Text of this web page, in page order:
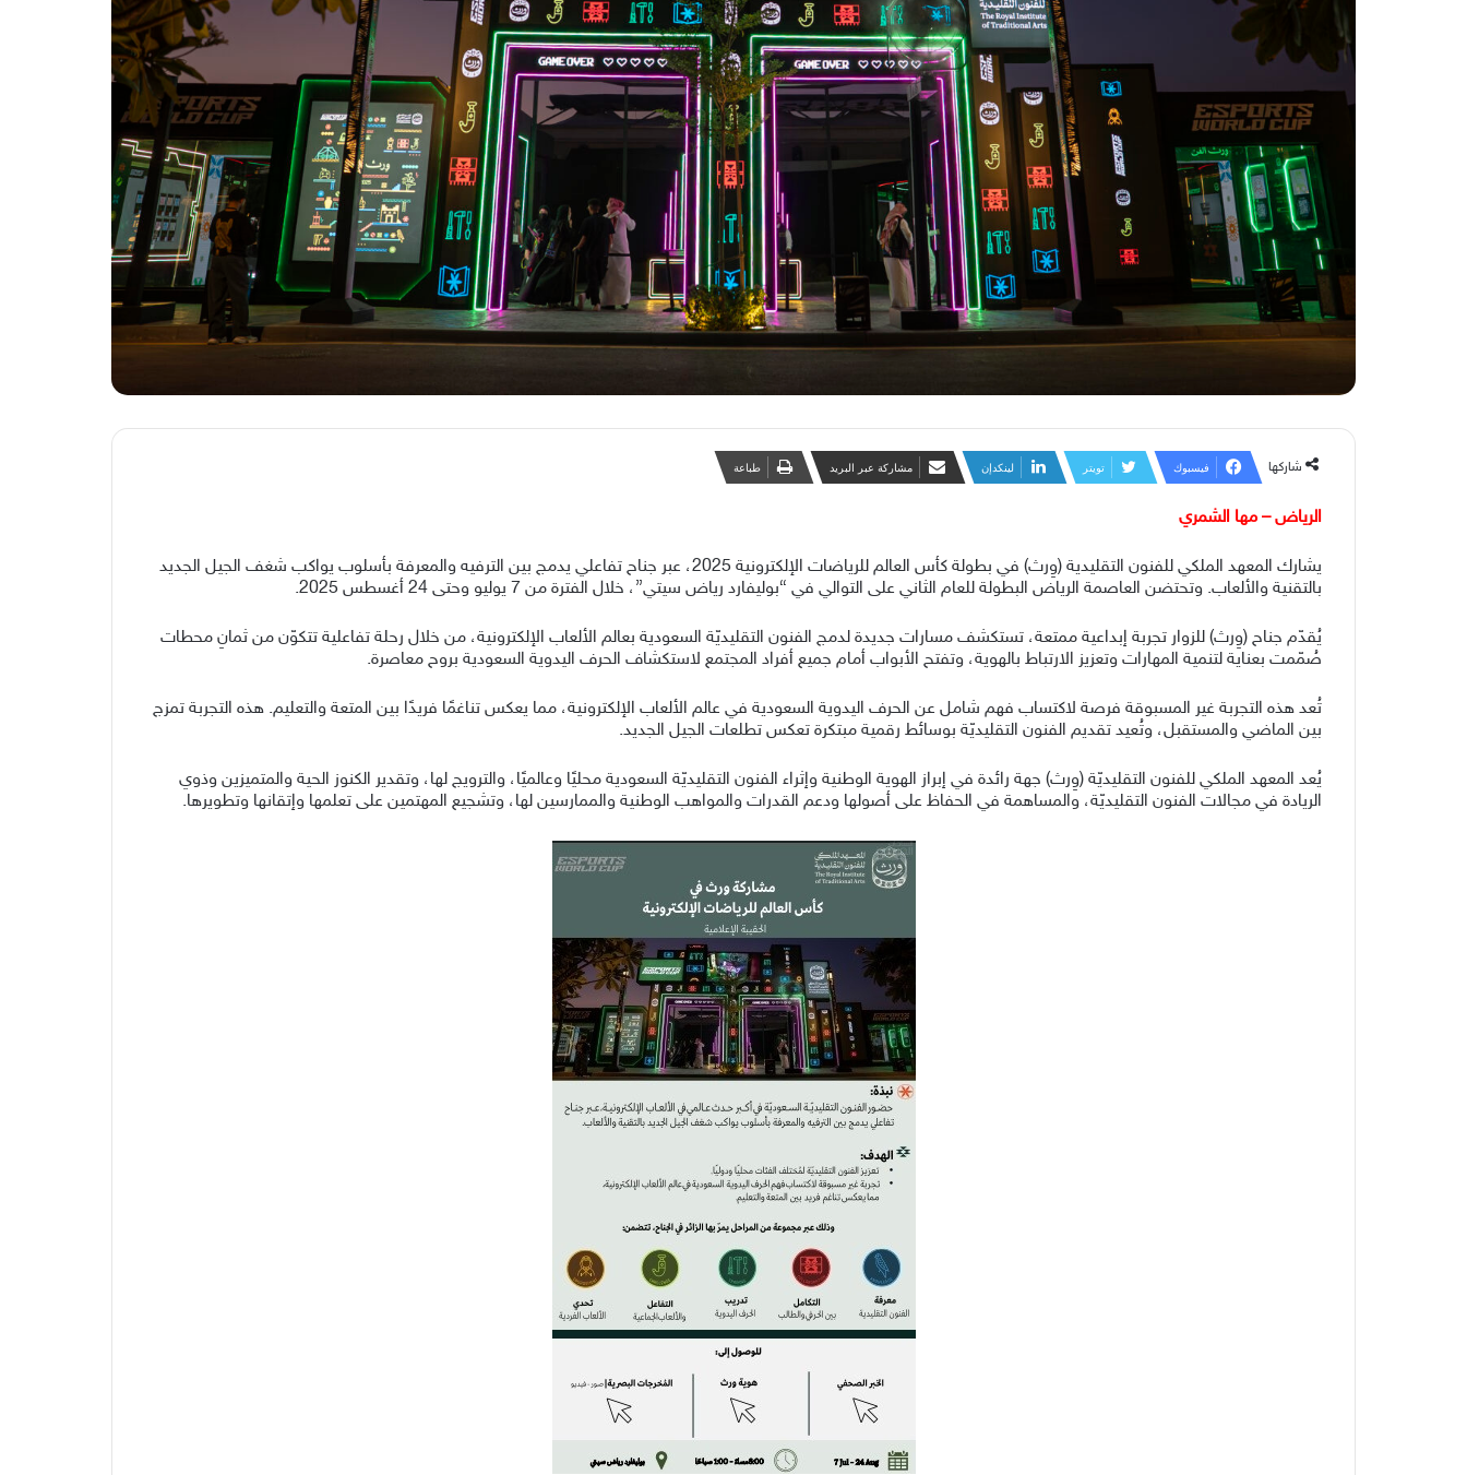
شاركها فيسبوك تويتر لينكدإن مشاركة عبر البريد طباعة
الرياض – مها الشمري
يشارك المعهد الملكي للفنون التقليدية (وِرث) في بطولة كأس العالم للرياضات الإلكترونية 2025، عبر جناح تفاعلي يدمج بين الترفيه والمعرفة بأسلوب يواكب شغف الجيل الجديد
بالتقنية والألعاب. وتحتضن العاصمة الرياض البطولة للعام الثاني على التوالي في “بوليفارد رياض سيتي”، خلال الفترة من 7 يوليو وحتى 24 أغسطس 2025.
يُقدّم جناح (وِرث) للزوار تجربة إبداعية ممتعة، تستكشف مسارات جديدة لدمج الفنون التقليديّة السعودية بعالم الألعاب الإلكترونية، من خلال رحلة تفاعلية تتكوّن من ثمانِ محطات
صُمّمت بعناية لتنمية المهارات وتعزيز الارتباط بالهوية، وتفتح الأبواب أمام جميع أفراد المجتمع لاستكشاف الحرف اليدوية السعودية بروح معاصرة.
تُعد هذه التجربة غير المسبوقة فرصة لاكتساب فهم شامل عن الحرف اليدوية السعودية في عالم الألعاب الإلكترونية، مما يعكس تناغمًا فريدًا بين المتعة والتعليم. هذه التجربة تمزج
بين الماضي والمستقبل، وتُعيد تقديم الفنون التقليديّة بوسائط رقمية مبتكرة تعكس تطلعات الجيل الجديد.
يُعد المعهد الملكي للفنون التقليديّة (وِرث) جهة رائدة في إبراز الهوية الوطنية وإثراء الفنون التقليديّة السعودية محليًا وعالميًا، والترويج لها، وتقدير الكنوز الحية والمتميزين وذوي
الريادة في مجالات الفنون التقليديّة، والمساهمة في الحفاظ على أصولها ودعم القدرات والمواهب الوطنية والممارسين لها، وتشجيع المهتمين على تعلمها وإتقانها وتطويرها.